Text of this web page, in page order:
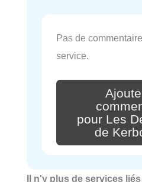
Pas de
service.
pour Les
de
Il n'y plus de services